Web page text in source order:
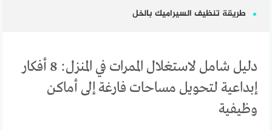
طريقة تنظيف السيراميك بالخل
دليل شامل لاستغلال الممرات في المنزل: 8 أفكار
إبداعية لتحويل مساحات فارغة إلى أماكن
وظيفية